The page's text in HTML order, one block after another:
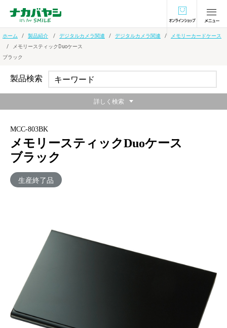
オンラインショ
ホーム 製品紹介 デジタルカメラ関連 デジタルカメラ関連
メモリーカードケース
メモリースティックDuoケース
ブラック
MCC-803BK
メモリースティックDuoケース
ブラック
生産終了品
美しいアルミ仕様のメモリースティックDuoケー
ス。
メーカー希望小売価格：
オープン
製品検索
詳しく検索